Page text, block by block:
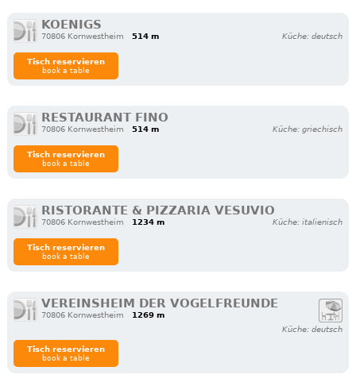
KOENIGS
70806 Kornwestheim 514 m Küche: deutsch
Tisch reservieren
book a table
RESTAURANT FINO
70806 Kornwestheim 514 m Küche: griechisch
Tisch reservieren
book a table
RISTORANTE & PIZZARIA VESUVIO
70806 Kornwestheim 1234 m Küche: italienisch
Tisch reservieren
book a table
VEREINSHEIM DER VOGELFREUNDE
70806 Kornwestheim
1269 m
Küche: deutsch
Tisch reservieren
book a table